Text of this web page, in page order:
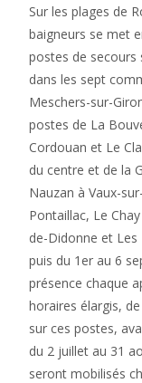
Sur les plages de
baigneurs se met
postes de secours
dans les sept
Meschers-sur-
postes de La
Cordouan et Le
du centre et de la
Nauzan à Vaux-
Pontaillac, Le
de-Didonne et
puis du 1er au 6
présence chaque
horaires élargis,
sur ces postes,
du 2 juillet au 31
seront mobilisés